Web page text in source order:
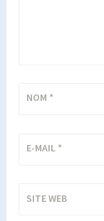
NOM *
E-MAIL *
SITE WEB